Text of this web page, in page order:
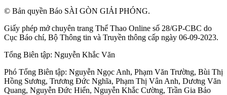
© Bản quyền Báo SÀI GÒN GIẢI PHÓNG.
Giấy phép mở chuyên trang Thể Thao Online số 28/GP-CBC do
Cục Báo chí, Bộ Thông tin và Truyền thông cấp ngày 06-09-2023.
Tổng Biên tập: Nguyễn Khắc Văn
Phó Tổng Biên tập: Nguyễn Ngọc Anh, Phạm Văn Trường, Bùi Thị
Hồng Sương, Trương Đức Nghĩa, Phạm Thị Vân Anh, Dương Văn
Quang, Nguyễn Đức Hiển, Nguyễn Khắc Cường, Trần Gia Bảo